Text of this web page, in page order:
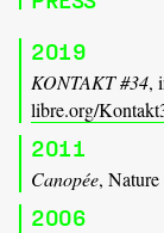
2019
KONTAKT #34,
libre.org/
2011
Canopée,
2006